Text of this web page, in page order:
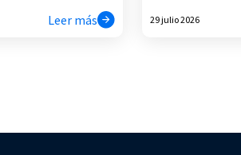
Leer más 29 julio 2026